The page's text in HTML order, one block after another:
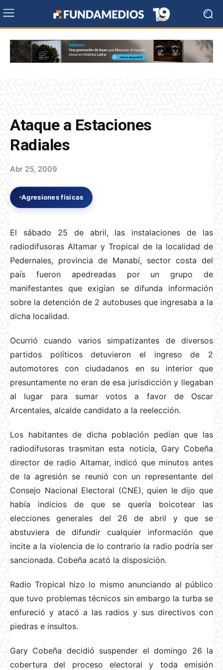
Ataque a Estaciones
Radiales
Abr 25, 2009
Agresiones físicas
El sábado 25 de abril, las instalaciones de las
radiodifusoras Altamar y Tropical de la localidad de
Pedernales, provincia de Manabí, sector costa del
país fueron apedreadas por un grupo de
manifestantes que exigían se difunda información
sobre la detención de 2 autobuses que ingresaba a la
dicha localidad.
Ocurrió cuando varios simpatizantes de diversos
partidos políticos detuvieron el ingreso de 2
automotores con ciudadanos en su interior que
presuntamente no eran de esa jurisdicción y llegaban
al lugar para sumar votos a favor de Oscar
Arcentales, alcalde candidato a la reelección.
Los habitantes de dicha población pedían que las
radiodifusoras trasmitan esta noticia, Gary Cobeña
director de radio Altamar, indicó que minutos antes
de la agresión se reunió con un representante del
Consejo Nacional Electoral (CNE), quien le dijo que
había indicios de que se quería boicotear las
elecciones generales del 26 de abril y que se
abstuviera de difundir cualquier información que
incite a la violencia de lo contrario la radio podría ser
sancionada. Cobeña acató la disposición.
Radio Tropical hizo lo mismo anunciando al público
que tuvo problemas técnicos sin embargo la turba se
enfureció y atacó a las radios y sus directivos con
piedras e insultos.
Gary Cobeña decidió suspender el domingo 26 la
cobertura del proceso electoral y toda emisión